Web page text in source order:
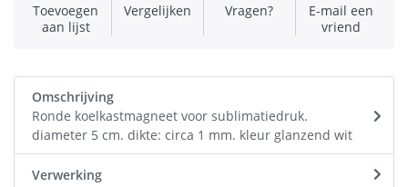
Toevoegen
aan lijst
Vergelijken Vragen?
E-mail een
vriend
Omschrijving
Ronde koelkastmagneet voor sublimatiedruk.
diameter 5 cm. dikte: circa 1 mm. kleur glanzend wit
Verwerking